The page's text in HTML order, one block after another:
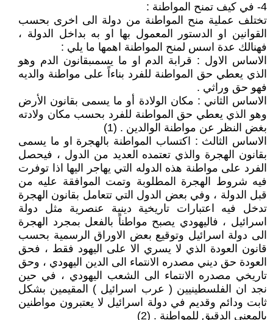
4- في كيف تمنح المواطنة :
تختلف عملية منح المواطنة من دولة الى اخرى بحسب
القوانين او الدستور المعمول بها او به بداخل الدولة ،
فهنالك عدة اسس لمنح المواطنة اهمها ما يلي :
الاساس الاول : قرابة الدم او ما يسمىبقانون الدم وهو
الذي يعطي حق المواطنة للفرد بناءاً على مواطنة والديه
فهو حق وراثي .
الاساس الثاني : مكان الولادة أو ما يسمى بقانون الأرض
وهو الذي يعطي حق المواطنة للفرد بحسب مكان ولادته
بغض النظر عن مواطنة الوالدين . (1)
الاساس الثالث : اكتساب المواطنة بالهجرة او ما يسمى
بقانون الهجرة والذي تعتمده العديد من الدول ، فيحصل
الفرد على مواطنة هذه الدوله التي يهاجر اليها اذا توفرت
فيه شروط الهجرة المطلوبة وتمت الموافقة عليه من
قبل الدولة ، وفي بعض الدول التي تتعامل بقانون الهجرة
تدخل فيه اعتبارات تاريخية دينية عنصرية مثل دولة
اسرائيل ، فاليهودي يصبح مواطناً بالفعل بمجرد الهجرة
الى دولة اسرائيل وتوقيع بعض الاوراق الرسمية بحسب
قانون العودة الذي لا يسري الا على اليهود فقط ، فحق
العودة حق ديني مصدره الانتماء الى الدين اليهودي ، وحق
تاريخي مصدره الانتماء الى الشعب اليهودي ، في حين
نجد ان الفلسطينيين ( عرب اسرائيل ) المقيمين بشكل
ثابت ودائم وقديم في دولة اسرائيل لا يعتبرون مواطنين
بالمعنى الدقيق للمواطنة . (2)